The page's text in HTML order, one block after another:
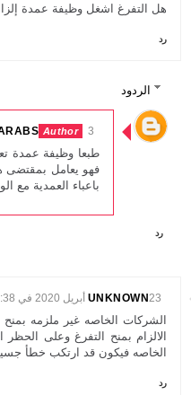
هل التفرغ اشغل وظيفة عمدة
رد
الردود
3 أبريل 2020 في 9:54 ص
طبعا وظيفة عمدة
فهو يعامل بمقتضى
باعباء العمدية مع
رد
UNKNOWN23 أبريل 2020 في 4:38 م
الشركات الخاصه غير ملزمه
الخاصه فيكون قد ارتكب خطأ
رد